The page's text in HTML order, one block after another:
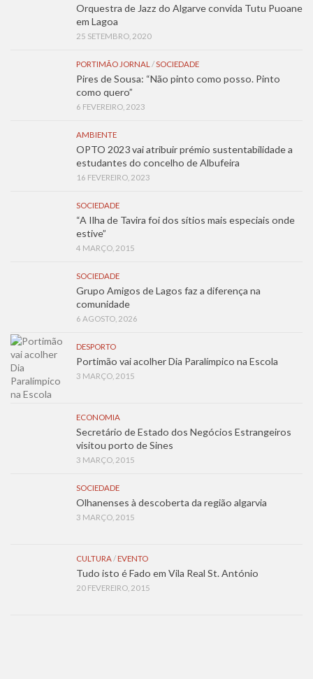
Orquestra de Jazz do Algarve convida Tutu Puoane
em Lagoa
25 SETEMBRO, 2020
PORTIMÃO JORNAL /SOCIEDADE
Pires de Sousa: “Não pinto como posso. Pinto
como quero”
6 FEVEREIRO, 2023
AMBIENTE
OPTO 2023 vai atribuir prémio sustentabilidade a
estudantes do concelho de Albufeira
16 FEVEREIRO, 2023
SOCIEDADE
“A Ilha de Tavira foi dos sítios mais especiais onde
estive”
4 MARÇO, 2015
SOCIEDADE
Grupo Amigos de Lagos faz a diferença na
comunidade
6 AGOSTO, 2026
DESPORTO
Portimão vai acolher Dia Paralímpico na Escola
3 MARÇO, 2015
ECONOMIA
Secretário de Estado dos Negócios Estrangeiros
visitou porto de Sines
3 MARÇO, 2015
SOCIEDADE
Olhanenses à descoberta da região algarvia
3 MARÇO, 2015
CULTURA/ EVENTO
Tudo isto é Fado em Vila Real St. António
20 FEVEREIRO, 2015